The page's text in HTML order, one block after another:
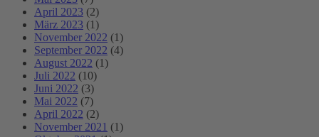
April 2023 (2)
März 2023 (1)
November 2022 (1)
September 2022 (4)
August 2022 (1)
Juli 2022 (10)
Juni 2022 (3)
Mai 2022 (7)
April 2022 (2)
November 2021 (1)